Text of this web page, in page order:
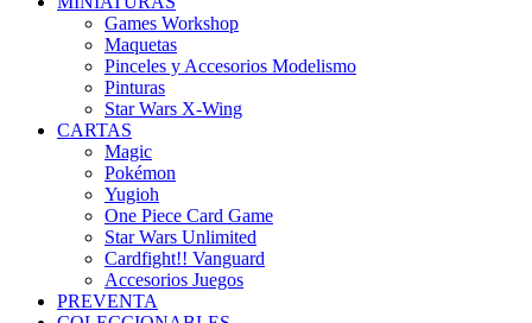
Games Workshop
Maquetas
Pinceles y Accesorios Modelismo
Pinturas
Star Wars X-Wing
CARTAS
Magic
Pokémon
Yugioh
One Piece Card Game
Star Wars Unlimited
Cardfight!! Vanguard
Accesorios Juegos
PREVENTA